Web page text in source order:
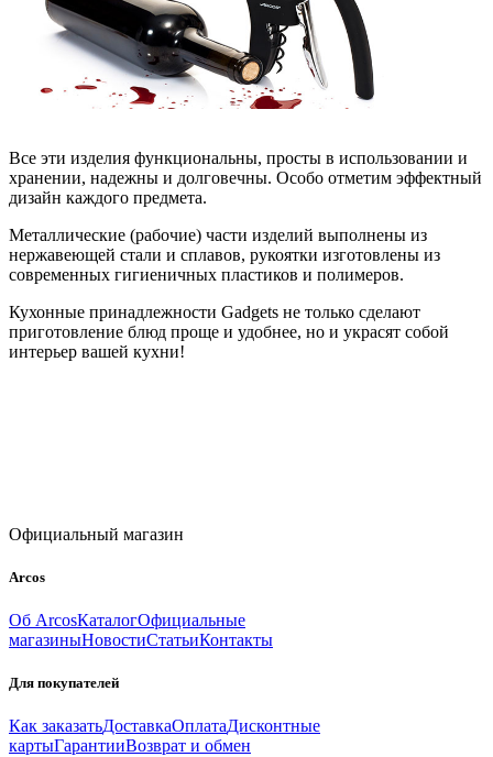
Все эти изделия функциональны, просты в использовании и
хранении, надежны и долговечны. Особо отметим эффектный
дизайн каждого предмета.
Металлические (рабочие) части изделий выполнены из
нержавеющей стали и сплавов, рукоятки изготовлены из
современных гигиеничных пластиков и полимеров.
Кухонные принадлежности Gadgets не только сделают
приготовление блюд проще и удобнее, но и украсят собой
интерьер вашей кухни!
Официальный магазин
Arcos
Об ArcosКаталогОфициальные
магазиныНовостиСтатьиКонтакты
Для покупателей
Как заказатьДоставкаОплатаДисконтные
картыГарантииВозврат и обмен